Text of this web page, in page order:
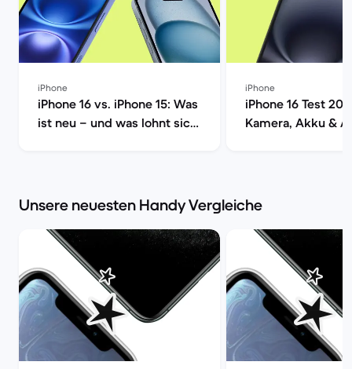
iPhone
iPhone 16 vs. iPhone 15: Was
ist neu – und was lohnt sich
iPhone
iPhone 16 Test
Kamera, Akku &
Unsere neuesten Handy Vergleiche